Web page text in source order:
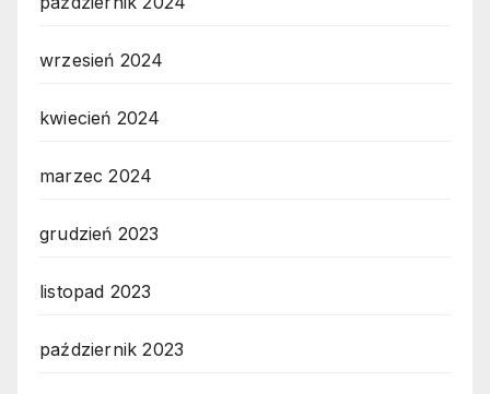
wrzesień 2024
kwiecień 2024
marzec 2024
grudzień 2023
listopad 2023
październik 2023